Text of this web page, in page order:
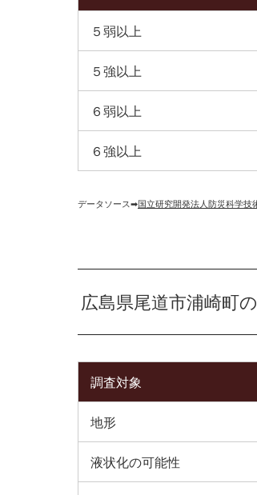
５弱以上
５強以上
６弱以上
６強以上
データソース➡︎国立研究開発法人防災科学技
広島県尾道市浦崎町
調査対象
地形
液状化の可能性